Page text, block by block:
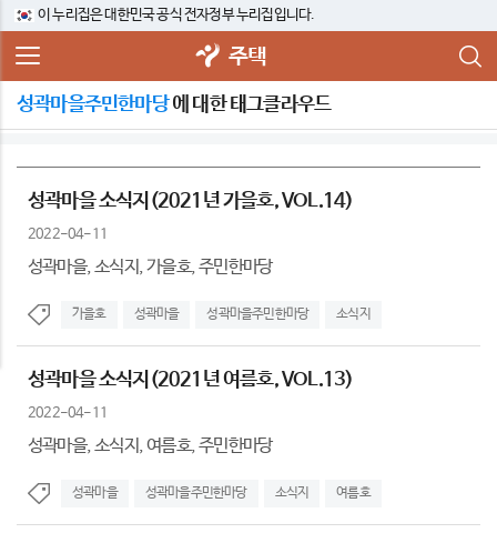
이 누리집은 대한민국 공식 전자정부 누리집입니다.
주택
성곽마을주민한마당에 대한 태그클라우드
성곽마을 소식지(2021년 가을호, VOL.14)
2022-04-11
성곽마을, 소식지, 가을호, 주민한마당
가을호 성곽마을 성곽마을주민한마당 소식지
성곽마을 소식지(2021년 여름호, VOL.13)
2022-04-11
성곽마을, 소식지, 여름호, 주민한마당
성곽마을 성곽마을주민한마당 소식지 여름호